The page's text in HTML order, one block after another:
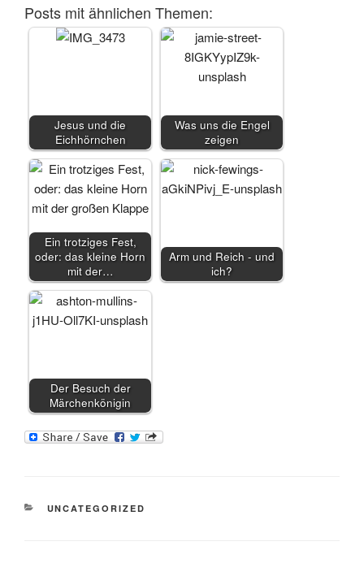
Posts mit ähnlichen Themen:
Jesus und die
Eichhörnchen
Was uns die Engel
zeigen
Ein trotziges Fest,
oder: das kleine Horn
mit der…
Arm und Reich - und
ich?
Der Besuch der
Märchenkönigin
KATEGORIEN
UNCATEGORIZED